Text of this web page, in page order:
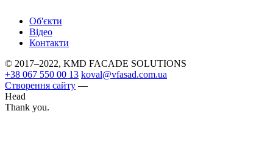
Об'єкти
Вiдео
Контакти
© 2017–2022, KMD FAСADE SOLUTIONS
+38 067 550 00 13 koval@vfasad.com.ua
Створення сайту —
Head
Thank you.